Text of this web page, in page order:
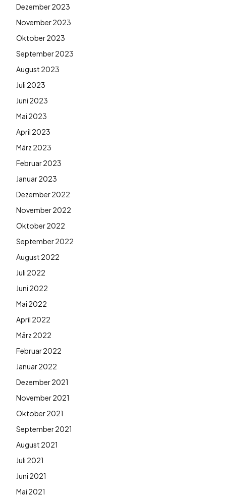
Dezember 2023
November 2023
Oktober 2023
September 2023
August 2023
Juli 2023
Juni 2023
Mai 2023
April 2023
März 2023
Februar 2023
Januar 2023
Dezember 2022
November 2022
Oktober 2022
September 2022
August 2022
Juli 2022
Juni 2022
Mai 2022
April 2022
März 2022
Februar 2022
Januar 2022
Dezember 2021
November 2021
Oktober 2021
September 2021
August 2021
Juli 2021
Juni 2021
Mai 2021